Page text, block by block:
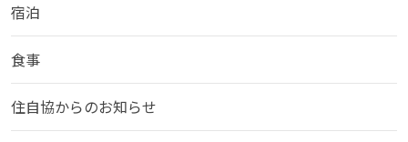
宿泊
食事
住自協からのお知らせ